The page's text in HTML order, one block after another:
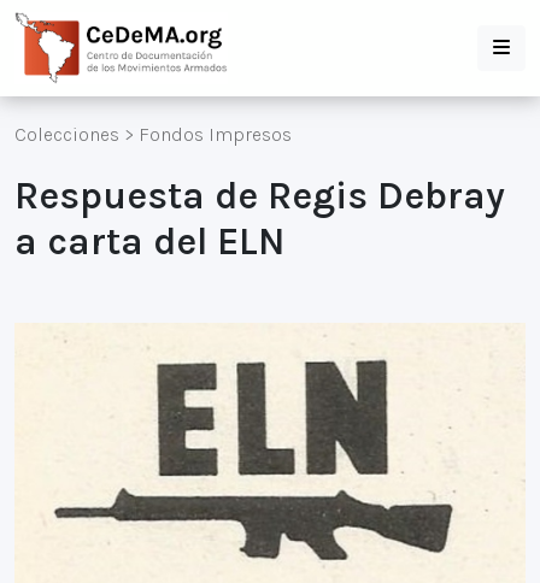
Colecciones > Fondos Impresos
Respuesta de Regis Debray
a carta del ELN